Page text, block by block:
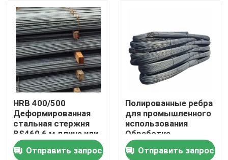
Продукты
Видео
О нас
Путешествие фабрики
Проверка качества
HRB 400/500
Деформированная
стальная стержня
BS460 6 м длина или
по требованию
Отправить запрос
Полированные ребра
для промышленного
использования
Обработка
поверхности
Прочность формы
Отправить запрос